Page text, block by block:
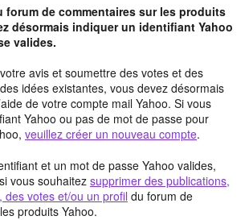
forum de commentaires sur les produits
désormais indiquer un identifiant Yahoo
valides.
avis et soumettre des votes et des
idées existantes, vous devez désormais
de votre compte mail Yahoo. Si vous
Yahoo ou pas de mot de passe pour
veuillez créer un nouveau compte.
et un mot de passe Yahoo valides,
vous souhaitez supprimer des publications,
des votes et/ou un profil du forum de
produits Yahoo.